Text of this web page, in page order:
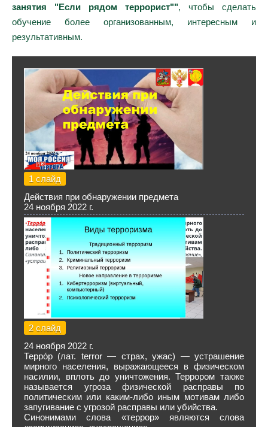
занятия "Если рядом террорист"", чтобы сделать
обучение более организованным, интересным и
результативным.
1 слайд
Действия при обнаружении предмета
24 ноября 2022 г.
2 слайд
24 ноября 2022 г.
Терро́р (лат. terror — страх, ужас) — устрашение
мирного населения, выражающееся в физическом
насилии, вплоть до уничтожения. Террором также
называется угроза физической расправы по
политическим или каким-либо иным мотивам либо
запугивание с угрозой расправы или убийства.
Синонимами слова «террор» являются слова